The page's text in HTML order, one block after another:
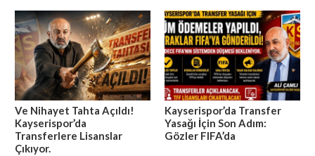
Ve Nihayet Tahta Açıldı!
Kayserispor’da
Transferlere Lisanslar
Çıkıyor.
Kayserispor’da Transfer
Yasağı İçin Son Adım:
Gözler FIFA’da